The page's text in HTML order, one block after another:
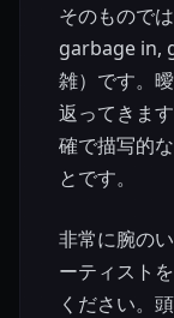
そのもので
garbage in,
雑）です。
返ってきま
確で描写的
とです。
非常に腕の
ーティスト
ください。